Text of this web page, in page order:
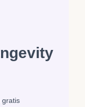
gratis